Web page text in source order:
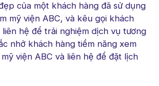
của một khách hàng đã sử dụng
mỹ viện ABC, và kêu gọi khách
liên hệ để trải nghiệm dịch vụ tương
nhở khách hàng tiềm năng xem
viện ABC và liên hệ để đặt lịch